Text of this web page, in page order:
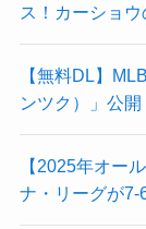
ス！カーショ
【無料DL】
ンツク）」公
【2025年オー
ナ・リーグが7-